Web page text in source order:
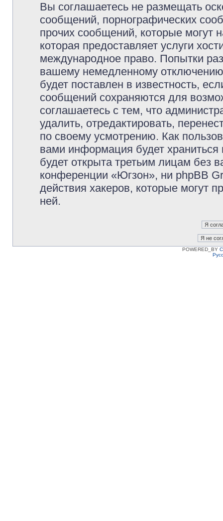
Вы соглашаетесь не размещать
сообщений, порнографических
прочих сообщений, которые могут
которая предоставляет услуги
международное право. Попытки
вашему немедленному
будет поставлен в известность,
сообщений сохраняются для
соглашаетесь с тем, что
удалить, отредактировать,
по своему усмотрению. Как
вами информация будет
будет открыта третьим лицам без
конференции «Югзон», ни phpBB
действия хакеров, которые могут
ней.
POWERED_BY